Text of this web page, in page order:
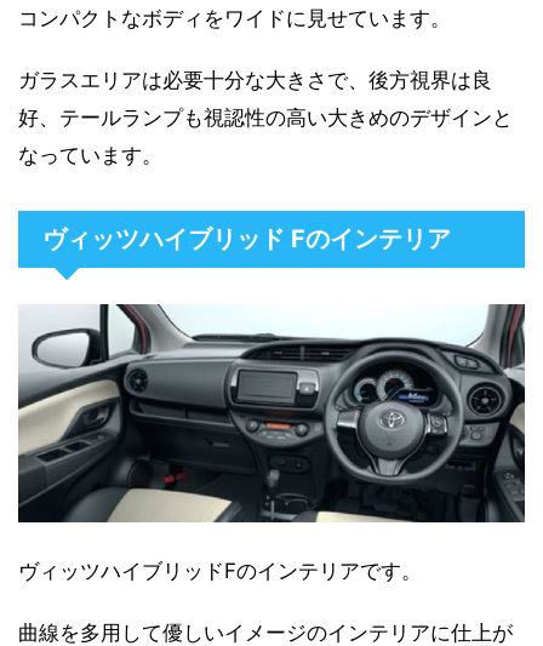
コンパクトなボディをワイドに見せています。
ガラスエリアは必要十分な大きさで、後方視界は良
好、テールランプも視認性の高い大きめのデザインと
なっています。
ヴィッツハイブリッド Fのインテリア
ヴィッツハイブリッドFのインテリアです。
曲線を多用して優しいイメージのインテリアに仕上が